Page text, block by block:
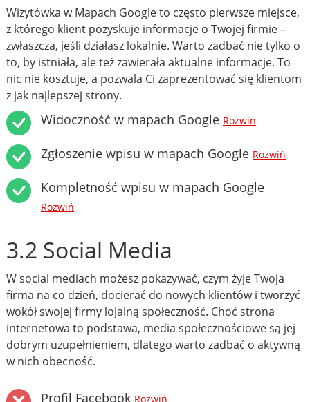
Wizytówka w Mapach Google to często pierwsze miejsce,
z którego klient pozyskuje informacje o Twojej firmie –
zwłaszcza, jeśli działasz lokalnie. Warto zadbać nie tylko o
to, by istniała, ale też zawierała aktualne informacje. To
nic nie kosztuje, a pozwala Ci zaprezentować się klientom
z jak najlepszej strony.
Widoczność w mapach Google Rozwiń
Zgłoszenie wpisu w mapach Google Rozwiń
Kompletność wpisu w mapach Google
Rozwiń
3.2 Social Media
W social mediach możesz pokazywać, czym żyje Twoja
firma na co dzień, docierać do nowych klientów i tworzyć
wokół swojej firmy lojalną społeczność. Choć strona
internetowa to podstawa, media społecznościowe są jej
dobrym uzupełnieniem, dlatego warto zadbać o aktywną
w nich obecność.
Profil Facebook